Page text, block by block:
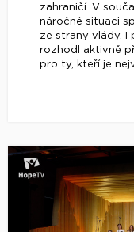
zahraničí. V
náročné situaci
ze strany vlády. I
rozhodl aktivně
pro ty, kteří je